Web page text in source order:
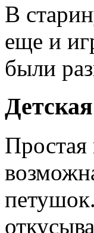
В
еще и
были
Простая